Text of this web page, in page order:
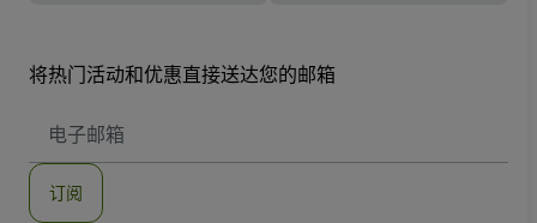
将热门活动和优惠直接送达您的邮箱
子
地
订阅